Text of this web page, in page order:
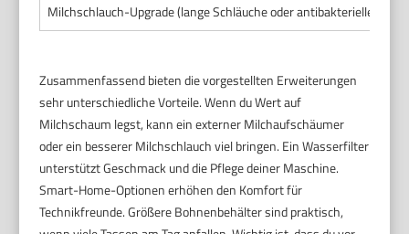
Milchschlauch-Upgrade (lange Schläuche oder antibakterielle
Zusammenfassend bieten die vorgestellten Erweiterungen
sehr unterschiedliche Vorteile. Wenn du Wert auf
Milchschaum legst, kann ein externer Milchaufschäumer
oder ein besserer Milchschlauch viel bringen. Ein Wasserfilter
unterstützt Geschmack und die Pflege deiner Maschine.
Smart-Home-Optionen erhöhen den Komfort für
Technikfreunde. Größere Bohnenbehälter sind praktisch,